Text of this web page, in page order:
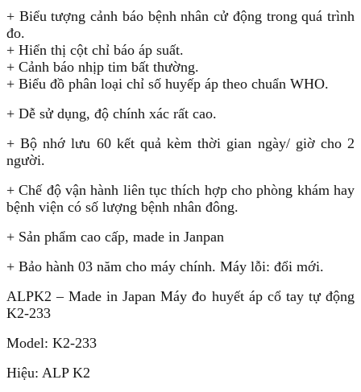
+ Biểu tượng cảnh báo bệnh nhân cử động trong quá trình
đo.
+ Hiển thị cột chỉ báo áp suất.
+ Cảnh báo nhịp tim bất thường.
+ Biểu đồ phân loại chỉ số huyếp áp theo chuẩn WHO.
+ Dễ sử dụng, độ chính xác rất cao.
+ Bộ nhớ lưu 60 kết quả kèm thời gian ngày/ giờ cho 2
người.
+ Chế độ vận hành liên tục thích hợp cho phòng khám hay
bệnh viện có số lượng bệnh nhân đông.
+ Sản phẩm cao cấp, made in Janpan
+ Bảo hành 03 năm cho máy chính. Máy lỗi: đổi mới.
ALPK2 – Made in Japan Máy đo huyết áp cổ tay tự động
K2-233
Model: K2-233
Hiệu: ALP K2